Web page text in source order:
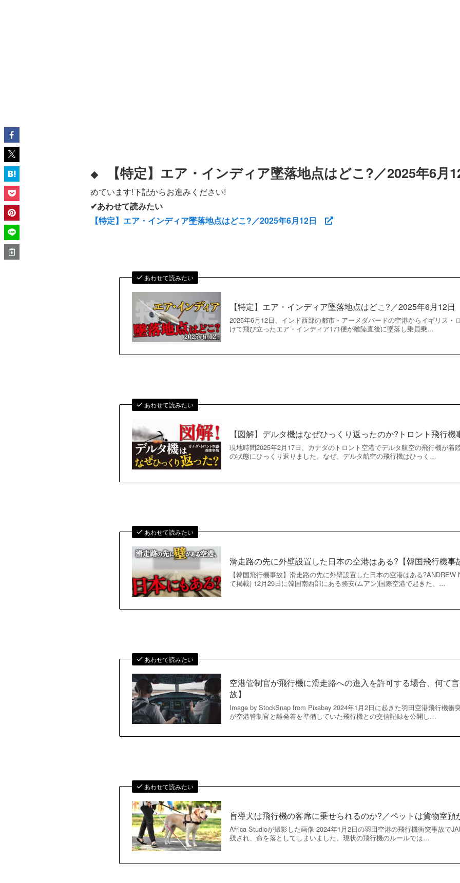
◆ 【特定】エア・インディア墜落地点はどこ?／2025年6月
めています!下記からお進みください!
✔あわせて読みたい
【特定】エア・インディア墜落地点はどこ?／2025年6月12日
あわせて読みたい
【特定】エア・インディア墜落地点はどこ?／2025年6月12日
2025年6月12日、インド西部の都市・アーメダバードの空港からイギリス・
けて飛び立ったエア・インディア171便が離陸直後に墜落し乗員乗…
あわせて読みたい
【図解】デルタ機はなぜひっくり返ったのか?トロント飛行機
現地時間2025年2月17日、カナダのトロント空港でデルタ航空の飛行機が着
の状態にひっくり返りました。なぜ、デルタ航空の飛行機はひっく…
あわせて読みたい
滑走路の先に外壁設置した日本の空港はある?【韓国飛行機事
【韓国飛行機事故】滑走路の先に外壁設置した日本の空港はある
て掲載) 12月29日に韓国南西部にある務安(ムアン)国際空港で起きた、…
あわせて読みたい
空港管制官が飛行機に滑走路への進入を許可する場合、何て
故】
Image by StockSnap from Pixabay 2024年1月2日に起きた羽田空港飛行機衝
が空港管制官と離発着を準備していた飛行機との交信記録を公開し…
あわせて読みたい
盲導犬は飛行機の客席に乗せられるのか?／ペットは貨物室預
Africa Studioが撮影した画像 2024年1月2日の羽田空港の飛行機衝突事故で
残され、命を落としてしまいました。現状の飛行機のルールでは…